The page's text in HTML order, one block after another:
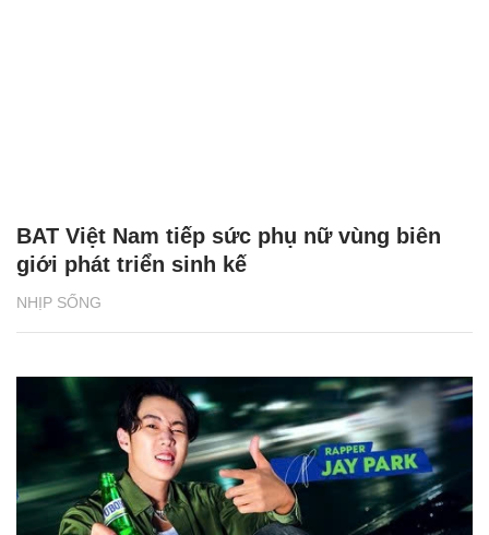
NHỊP SỐNG
BAT Việt Nam tiếp sức phụ nữ vùng biên
giới phát triển sinh kế